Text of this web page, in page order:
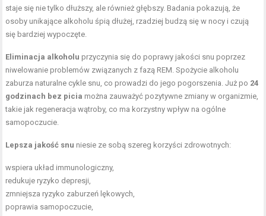
staje się nie tylko dłuższy, ale również głębszy. Badania pokazują, że
osoby unikające alkoholu śpią dłużej, rzadziej budzą się w nocy i czują
się bardziej wypoczęte.
Eliminacja alkoholu przyczynia się do poprawy jakości snu poprzez
niwelowanie problemów związanych z fazą REM. Spożycie alkoholu
zaburza naturalne cykle snu, co prowadzi do jego pogorszenia. Już po 24
godzinach bez picia można zauważyć pozytywne zmiany w organizmie,
takie jak regeneracja wątroby, co ma korzystny wpływ na ogólne
samopoczucie.
Lepsza jakość snu niesie ze sobą szereg korzyści zdrowotnych:
wspiera układ immunologiczny,
redukuje ryzyko depresji,
zmniejsza ryzyko zaburzeń lękowych,
poprawia samopoczucie,